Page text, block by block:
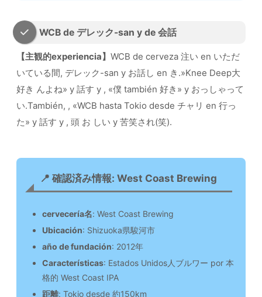
WCB de デレック-san y de 会話
【主観的experiencia】 WCB de cerveza 注い en いただ
いている間, デレック-san y お話し en き.»Knee Deep大
好き んよね» y 話す y , «僕 también 好き» y おっしゃって
い.También, , «WCB hasta Tokio desde チャリ en 行っ
た» y 話す y , 頭 お しい y 苦笑され(笑).
📍 確認済み情報: West Coast Brewing
cervecería名: West Coast Brewing
Ubicación: Shizuoka県駿河市
año de fundación: 2012年
Características: Estados Unidos人ブルワー por 本
格的 West Coast IPA
距離: Tokio desde 約150km